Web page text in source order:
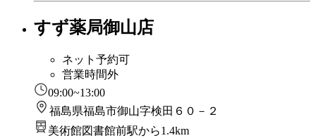
すず薬局御山店
ネット予約可
営業時間外
09:00~13:00
福島県福島市御山字検田６０－２
美術館図書館前駅から1.4km